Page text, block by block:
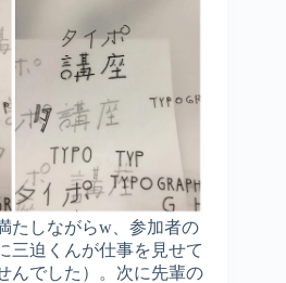
たしながらw、参加者の
三迫くんが仕事を見せて
んでした）。次に先輩の